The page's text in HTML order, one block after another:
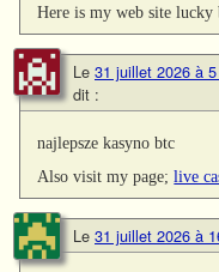
Here is my web site lucky
Le 31 juillet 2026 à
dit :
najlepsze kasyno btc
Also visit my page;live
Le 31 juillet 2026 à